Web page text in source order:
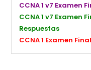
CCNA 1 v7 Examen
CCNA 1 v7 Examen
Respuestas
CCNA 1 Examen